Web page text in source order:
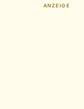
ANZEIGE